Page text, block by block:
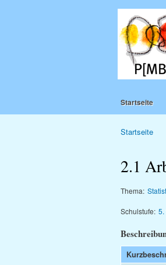
Startseite
Startseite
2.1
Thema:
Schulstufe: 5.